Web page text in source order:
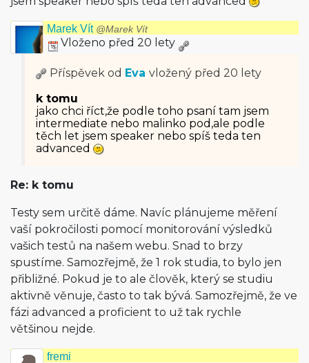
Marek Vít @Marek Vít
Vloženo před 20 lety
Příspěvek od Eva vložený před 20 lety
k tomu
jako chci říct,že podle toho psaní tam jsem
intermediate nebo malinko pod,ale podle
těch let jsem speaker nebo spíš teda ten
advanced
Re: k tomu
Testy sem určitě dáme. Navíc plánujeme měření
vaší pokročilosti pomocí monitorování výsledků
vašich testů na našem webu. Snad to brzy
spustíme. Samozřejmě, že 1 rok studia, to bylo jen
přibližné. Pokud je to ale člověk, který se studiu
aktivně věnuje, často to tak bývá. Samozřejmě, že ve
fázi advanced a proficient to už tak rychle
většinou nejde.
fremi